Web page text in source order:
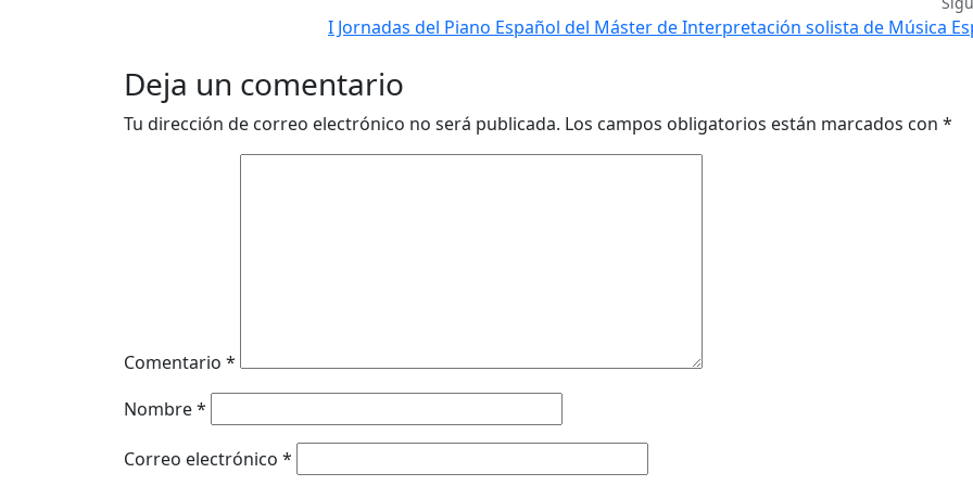
I Jornadas del Piano Español del Máster de Interpretación solista de Música
Deja un comentario
Tu dirección de correo electrónico no será publicada. Los campos obligatorios están marcados con *
Comentario *
Nombre*
Correo electrónico *